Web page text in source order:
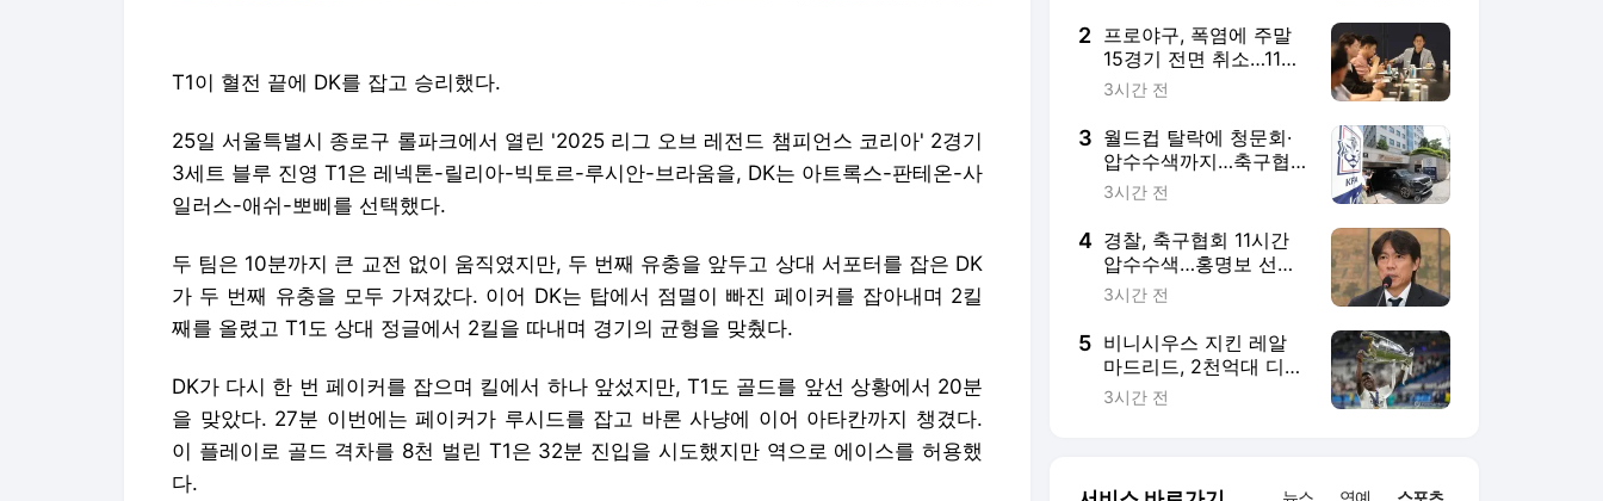
T1이 혈전 끝에 DK를 잡고 승리했다.
25일 서울특별시 종로구 롤파크에서 열린 '2025 리그 오브 레전드 챔피언스 코리아' 2경기
3세트 블루 진영 T1은 레넥톤-릴리아-빅토르-루시안-브라움을, DK는 아트록스-판테온-사
일러스-애쉬-뽀삐를 선택했다.
두 팀은 10분까지 큰 교전 없이 움직였지만, 두 번째 유충을 앞두고 상대 서포터를 잡은 DK
가 두 번째 유충을 모두 가져갔다. 이어 DK는 탑에서 점멸이 빠진 페이커를 잡아내며 2킬
째를 올렸고 T1도 상대 정글에서 2킬을 따내며 경기의 균형을 맞췄다.
DK가 다시 한 번 페이커를 잡으며 킬에서 하나 앞섰지만, T1도 골드를 앞선 상황에서 20분
을 맞았다. 27분 이번에는 페이커가 루시드를 잡고 바론 사냥에 이어 아타칸까지 챙겼다.
이 플레이로 골드 격차를 8천 벌린 T1은 32분 진입을 시도했지만 역으로 에이스를 허용했
다.
2 프로야구, 폭염에 주말
15경기 전면 취소…11일
부터 오후 7시 재개
3시간 전
3 월드컵 탈락에 청문회·
압수수색까지…축구협
회, 사상 최악의 위기
3시간 전
4 경찰, 축구협회 11시간
압수수색…홍명보 선임
의혹 강제수사 본격화
3시간 전
5 비니시우스 지킨 레알
마드리드, 2천억대 디오
망데까지 품었다
3시간 전
뉴스 연예 스포츠